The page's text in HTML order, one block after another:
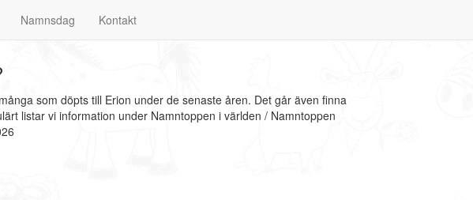
Namnsdag Kontakt
som döpts till Erion under de senaste åren. Det går även finna
listar vi information under Namntoppen i världen / Namntoppen